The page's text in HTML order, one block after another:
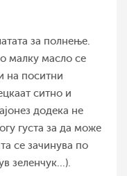
за полнење.
малку масло се
на поситни
ситно и
додека не
густа за да може
се зачинува по
зеленчук...).